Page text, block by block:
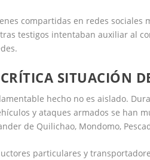
compartidas en redes
testigos intentaban auxiliar al
SITUACIÓN
hecho no es aislado.
y ataques armados se han
de Quilichao, Mondomo,
particulares y